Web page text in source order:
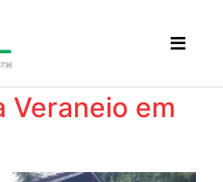
Veraneio em